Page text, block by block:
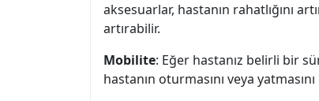
aksesuarlar, hastanın rahatlığını
artırabilir.
Mobilite: Eğer hastanız belirli bir
hastanın oturmasını veya